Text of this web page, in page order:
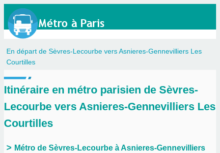
En départ de Sèvres-Lecourbe vers Asnieres-Gennevilliers Les
Courtilles
Itinéraire en métro parisien de Sèvres-
Lecourbe vers Asnieres-Gennevilliers Les
Courtilles
Métro de Sèvres-Lecourbe à Asnieres-Gennevilliers